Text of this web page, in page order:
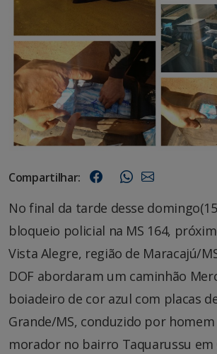
Compartilhar:
No final da tarde desse
bloqueio policial na MS 164,
Vista Alegre, região de Maracajú/
DOF abordaram um caminhão
boiadeiro de cor azul com placas
Grande/MS, conduzido por homem
morador no bairro Taquarussu em